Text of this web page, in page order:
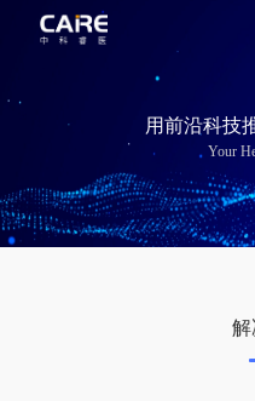
用前沿科技
Your
解